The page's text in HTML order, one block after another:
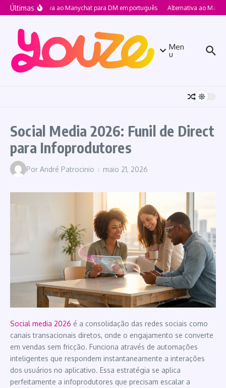
Ir para o conteúdo
ÚltimasAlternativa ao Manychat para DM em português Alternativa ao
Men
u
Social Media 2026: Funil de Direct
para Infoprodutores
Por André Patrocinio maio 21, 2026
Social media 2026 é a consolidação das redes sociais como
canais transacionais diretos, onde o engajamento se converte
em vendas sem fricção. Funciona através de automações
inteligentes que respondem instantaneamente a interações
dos usuários no aplicativo. Essa estratégia se aplica
perfeitamente a infoprodutores que precisam escalar a